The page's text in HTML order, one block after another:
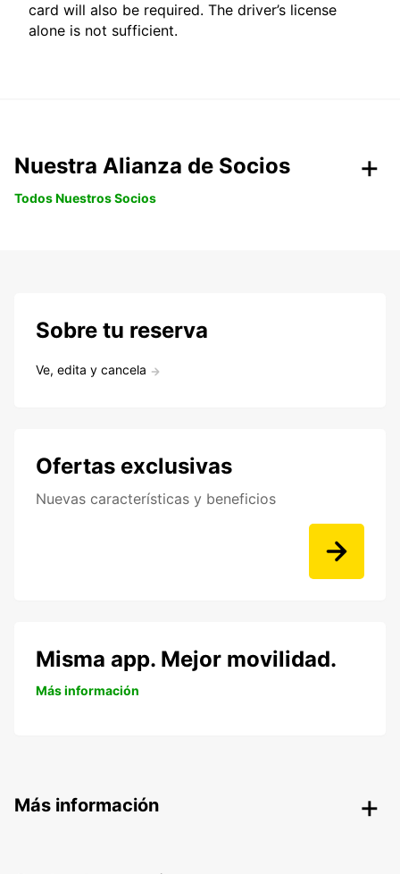
card will also be required. The driver’s license
alone is not sufficient.
Nuestra Alianza de Socios
Todos Nuestros Socios
Sobre tu reserva
Ve, edita y cancela
Ofertas exclusivas
Nuevas características y beneficios
Misma app. Mejor movilidad.
Más información
Más información